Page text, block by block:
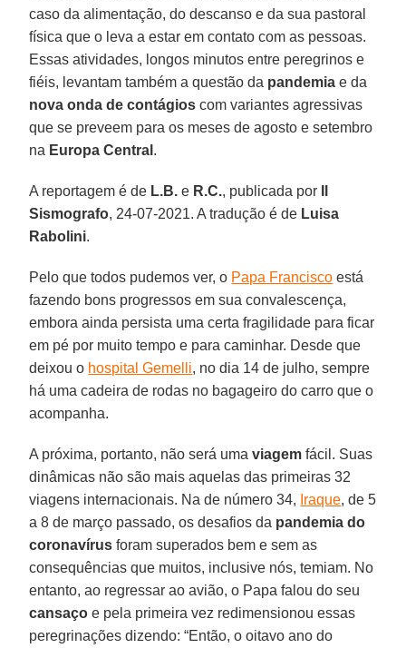
caso da alimentação, do descanso e da sua pastoral
física que o leva a estar em contato com as pessoas.
Essas atividades, longos minutos entre peregrinos e
fiéis, levantam também a questão da pandemia e da
nova onda de contágios com variantes agressivas
que se preveem para os meses de agosto e setembro
na Europa Central .
A reportagem é de L.B. e R.C., publicada por
Sismografo, 24-07-2021. A tradução é de Luisa
Rabolini.
Pelo que todos pudemos ver, o Papa Francisco está
fazendo bons progressos em sua convalescença,
embora ainda persista uma certa fragilidade para ficar
em pé por muito tempo e para caminhar. Desde que
deixou o hospital Gemelli, no dia 14 de julho, sempre
há uma cadeira de rodas no bagageiro do carro que o
acompanha.
A próxima, portanto, não será umaviagem fácil. Suas
dinâmicas não são mais aquelas das primeiras 32
viagens internacionais. Na de número 34, Iraque, de 5
a 8 de março passado, os desafios da pandemia do
coronavírus foram superados bem e sem as
consequências que muitos, inclusive nós, temiam. No
entanto, ao regressar ao avião, o Papa falou do seu
cansaço e pela primeira vez redimensionou essas
peregrinações dizendo: “Então, o oitavo ano do